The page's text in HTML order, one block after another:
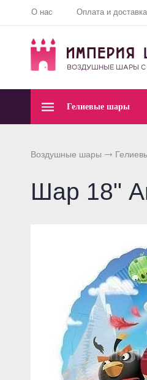
О нас Оплата и доставка
Гелиевые шары
Воздушные шары
Шар 18"